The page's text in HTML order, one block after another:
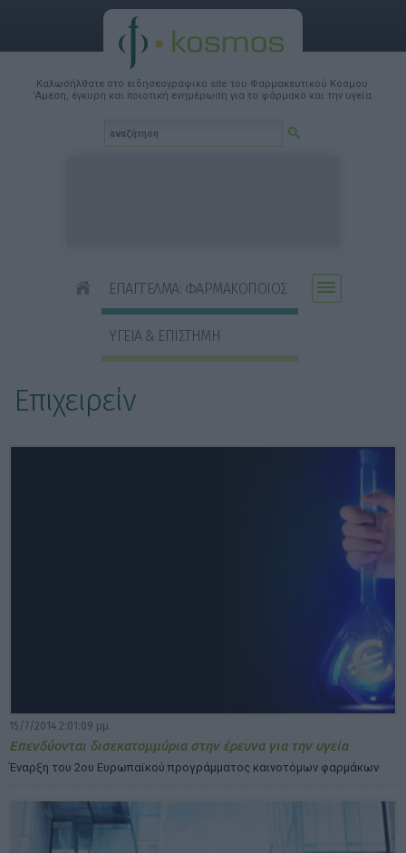
Καλωσήλθατε στο ειδησεογραφικό site του Φαρμακευτικού Κόσμου.
'Αμεση, έγκυρη και ποιοτική ενημέρωση για το φάρμακο και την υγεία.
ΕΠΑΓΓΕΛΜΑ: ΦΑΡΜΑΚΟΠΟΙΟΣ
ΥΓΕΙΑ & ΕΠΙΣΤΗΜΗ
Επιχειρείν
15/7/2014 2:01:09 μμ
Επενδύονται δισεκατομμύρια στην έρευνα για την υγεία
Έναρξη του 2ου Ευρωπαϊκού προγράμματος καινοτόμων φαρμάκων